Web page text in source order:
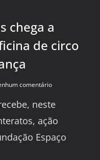
chega a
de circo
comentário
neste
ação
Espaço